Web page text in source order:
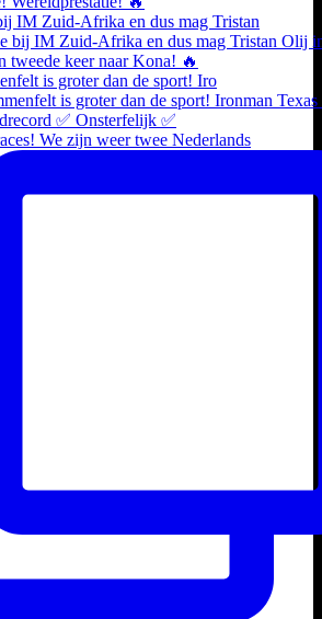
IM Zuid-Afrika en dus mag Tristan
is groter dan de sport! Iro
We zijn weer twee Nederlands